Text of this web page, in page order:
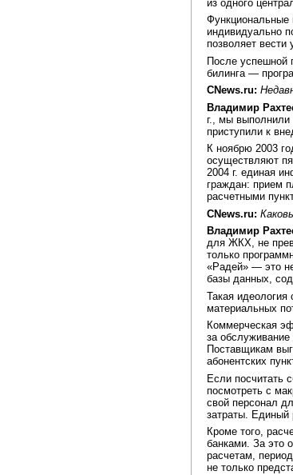
из одного
Функциональные
индивидуально
позволяет вести
После успешной
билинга —
CNews.ru:
Владимир
г., мы выполнили
приступили к
К ноябрю 2003
осуществляют
2004 г. единая
граждан: прием
расчетными
CNews.ru:
Владимир
для ЖКХ, не
только
«Радей» — это
базы данных,
Такая
материальных
Коммерческая
за
Поставщикам
абонентских
Если посчитать
посмотреть с
свой персонал
затраты. Единый
Кроме того,
банками. За это
расчетам,
не только